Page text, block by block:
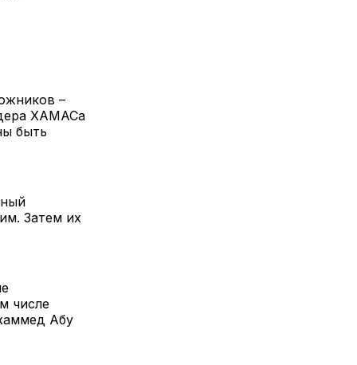
–
ХАМАСа
быть
Затем их
числе
Абу